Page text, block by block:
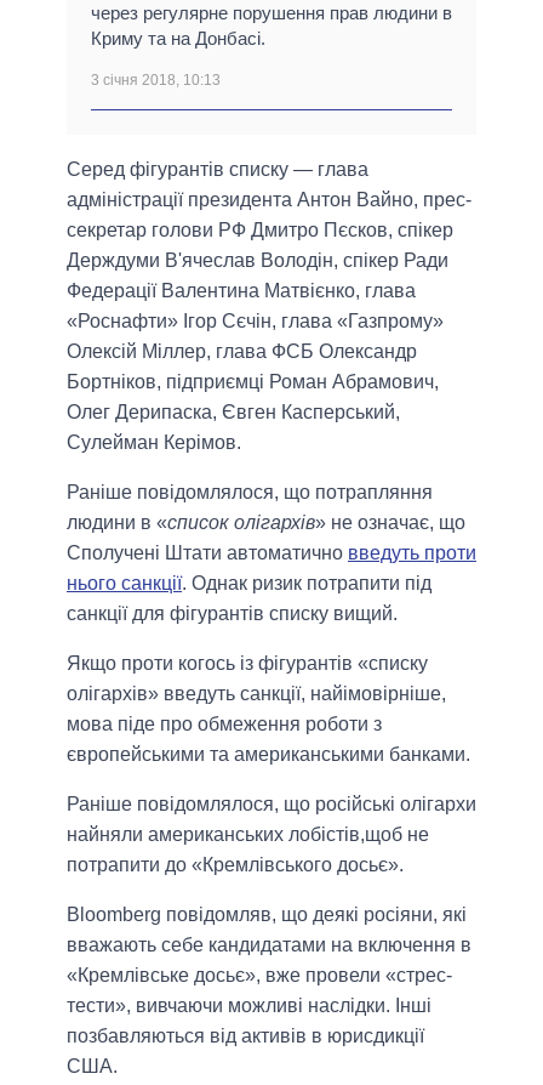
через регулярне порушення прав людини в
Криму та на Донбасі.
3 січня 2018, 10:13
Серед фігурантів списку — глава
адміністрації президента Антон Вайно, прес-
секретар голови РФ Дмитро Пєсков, спікер
Держдуми В'ячеслав Володін, спікер Ради
Федерації Валентина Матвієнко, глава
«Роснафти» Ігор Сєчін, глава «Газпрому»
Олексій Міллер, глава ФСБ Олександр
Бортніков, підприємці Роман Абрамович,
Олег Дерипаска, Євген Касперський,
Сулейман Керімов.
Раніше повідомлялося, що потрапляння
людини в «список олігархів» не означає, що
Сполучені Штати автоматично введуть проти
нього санкції. Однак ризик потрапити під
санкції для фігурантів списку вищий.
Якщо проти когось із фігурантів «списку
олігархів» введуть санкції, найімовірніше,
мова піде про обмеження роботи з
європейськими та американськими банками.
Раніше повідомлялося, що російські олігархи
найняли американських лобістів,щоб не
потрапити до «Кремлівського досьє».
Bloomberg повідомляв, що деякі росіяни, які
вважають себе кандидатами на включення в
«Кремлівське досьє», вже провели «стрес-
тести», вивчаючи можливі наслідки. Інші
позбавляються від активів в юрисдикції
США.